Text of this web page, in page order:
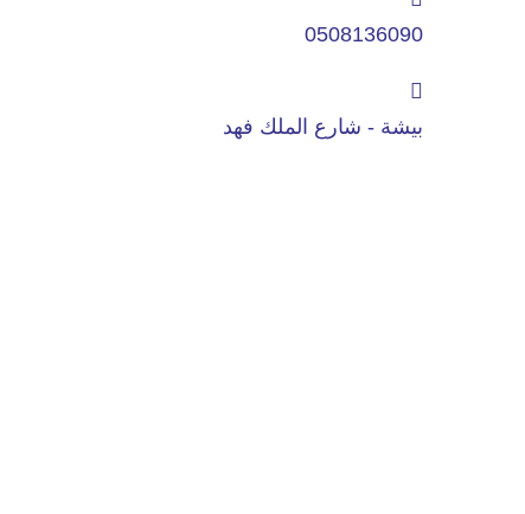
0508136090
بيشة - شارع الملك فهد